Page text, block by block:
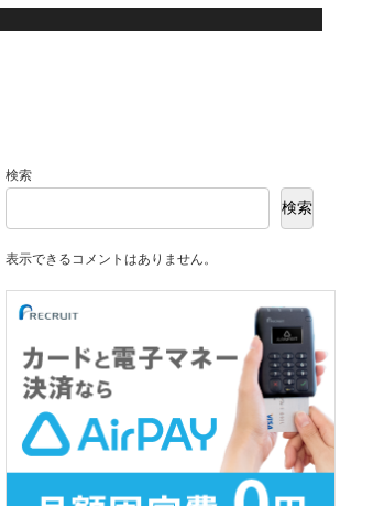
検索
検索
表示できるコメントはありません。